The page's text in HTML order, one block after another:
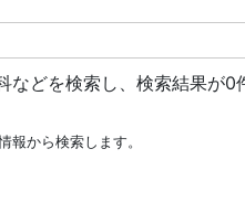
などを検索し、検索結果が0
から検索します。